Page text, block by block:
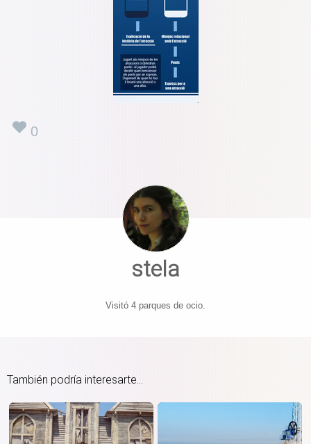
0
stela
Visitó 4 parques de ocio.
También podría interesarte...